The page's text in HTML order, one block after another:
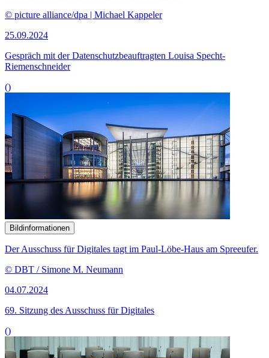
© picture alliance/dpa | Michael Kappeler
25.09.2024
Gespräch mit der Datenschutzbeauftragten Louisa Specht-
Riemenschneider
()
Bildinformationen
Der Ausschuss für Digitales tagt im Paul-Löbe-Haus am Spreeufer.
© DBT / Simone M. Neumann
04.07.2024
69. Sitzung des Ausschuss für Digitales
()